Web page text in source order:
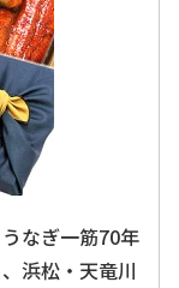
なぎ一筋70年
浜松・天竜川